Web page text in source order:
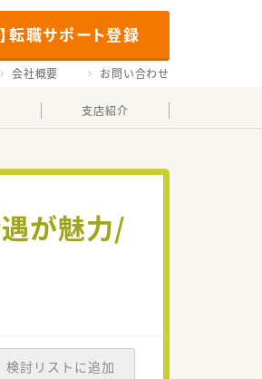
転職サポート登録
会社概要 お問い合わせ
支店紹介
が魅力/
検討リストに追加